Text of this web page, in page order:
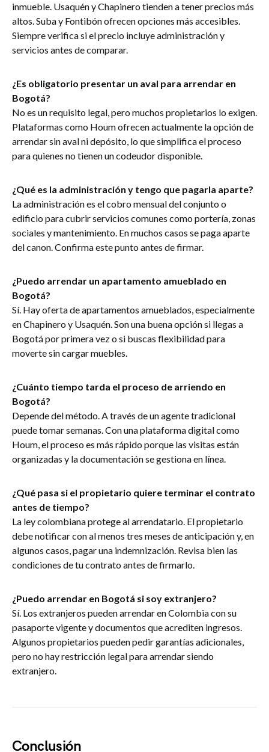
inmueble. Usaquén y Chapinero tienden a tener precios más
altos. Suba y Fontibón ofrecen opciones más accesibles.
Siempre verifica si el precio incluye administración y
servicios antes de comparar.
¿Es obligatorio presentar un aval para arrendar en
Bogotá?
No es un requisito legal, pero muchos propietarios lo exigen.
Plataformas como Houm ofrecen actualmente la opción de
arrendar sin aval ni depósito, lo que simplifica el proceso
para quienes no tienen un codeudor disponible.
¿Qué es la administración y tengo que pagarla aparte?
La administración es el cobro mensual del conjunto o
edificio para cubrir servicios comunes como portería, zonas
sociales y mantenimiento. En muchos casos se paga aparte
del canon. Confirma este punto antes de firmar.
¿Puedo arrendar un apartamento amueblado en
Bogotá?
Sí. Hay oferta de apartamentos amueblados, especialmente
en Chapinero y Usaquén. Son una buena opción si llegas a
Bogotá por primera vez o si buscas flexibilidad para
moverte sin cargar muebles.
¿Cuánto tiempo tarda el proceso de arriendo en
Bogotá?
Depende del método. A través de un agente tradicional
puede tomar semanas. Con una plataforma digital como
Houm, el proceso es más rápido porque las visitas están
organizadas y la documentación se gestiona en línea.
¿Qué pasa si el propietario quiere terminar el contrato
antes de tiempo?
La ley colombiana protege al arrendatario. El propietario
debe notificar con al menos tres meses de anticipación y, en
algunos casos, pagar una indemnización. Revisa bien las
condiciones de tu contrato antes de firmarlo.
¿Puedo arrendar en Bogotá si soy extranjero?
Sí. Los extranjeros pueden arrendar en Colombia con su
pasaporte vigente y documentos que acrediten ingresos.
Algunos propietarios pueden pedir garantías adicionales,
pero no hay restricción legal para arrendar siendo
extranjero.
Conclusión